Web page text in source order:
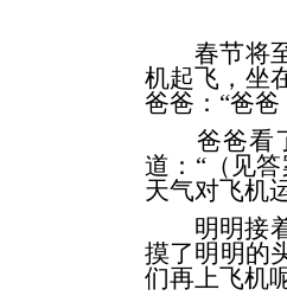
春节将至
机起飞，坐
爸爸：“爸爸
爸爸看了
道：“（见
天气对飞机
明明接着
摸了明明的
们再上飞机